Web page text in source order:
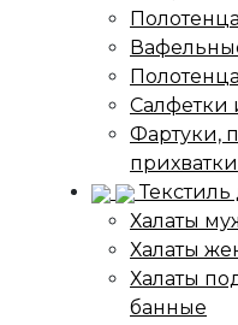
Полотенца
Салфетки
Фартуки,
прихватки
Халаты
Халаты
Халаты
банные